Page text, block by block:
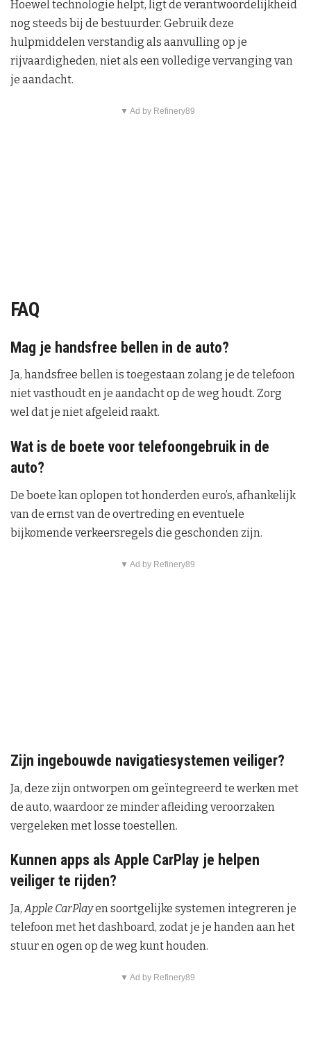
Hoewel technologie helpt, ligt de verantwoordelijkheid
nog steeds bij de bestuurder. Gebruik deze
hulpmiddelen verstandig als aanvulling op je
rijvaardigheden, niet als een volledige vervanging van
je aandacht.
▼ Ad by Refinery89
FAQ
Mag je handsfree bellen in de auto?
Ja, handsfree bellen is toegestaan zolang je de telefoon
niet vasthoudt en je aandacht op de weg houdt. Zorg
wel dat je niet afgeleid raakt.
Wat is de boete voor telefoongebruik in de
auto?
De boete kan oplopen tot honderden euro’s, afhankelijk
van de ernst van de overtreding en eventuele
bijkomende verkeersregels die geschonden zijn.
▼ Ad by Refinery89
Zijn ingebouwde navigatiesystemen veiliger?
Ja, deze zijn ontworpen om geïntegreerd te werken met
de auto, waardoor ze minder afleiding veroorzaken
vergeleken met losse toestellen.
Kunnen apps als Apple CarPlay je helpen
veiliger te rijden?
Ja,Apple CarPlayen soortgelijke systemen integreren je
telefoon met het dashboard, zodat je je handen aan het
stuur en ogen op de weg kunt houden.
▼ Ad by Refinery89